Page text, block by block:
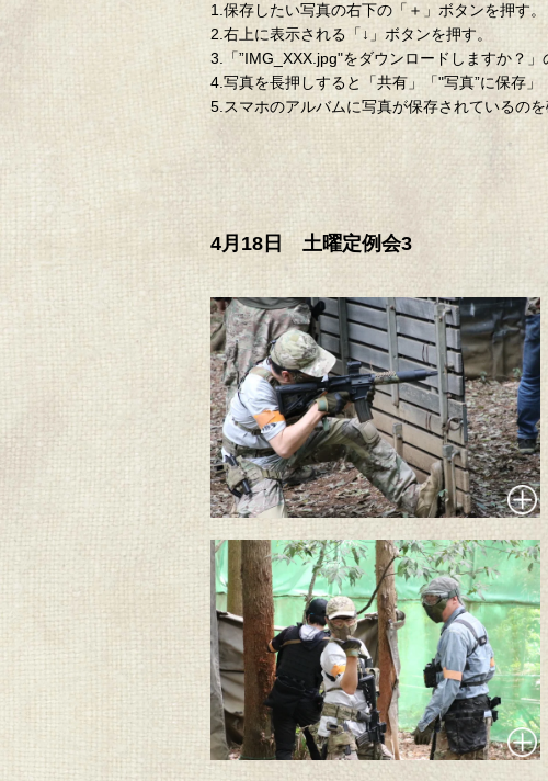
1.保存したい写真の右下の「＋」ボタンを押す。
2.右上に表示される「↓」ボタンを押す。
3.「”IMG_XXX.jpg"をダウンロードしますか？
4.写真を長押しすると「共有」「"写真”に保存
5.スマホのアルバムに写真が保存されているのを
4月18日 土曜定例会3